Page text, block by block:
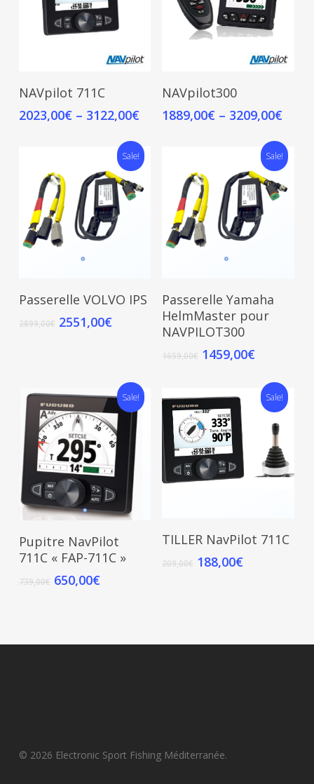
Select Options
NAVpilot 711C
2023,00€– 3122,00€
Select Options
NAVpilot300
1889,00€ – 3209,00€
Sale!
Add To Cart
Passerelle VOLVO IPS
2899,00€ 2551,00€
Sale!
Add To Cart
Passerelle Yamaha
HelmMaster pour
NAVPILOT300
1659,00€ 1459,00€
Sale!
Add To Cart
Pupitre NavPilot
711C « FAP-711C »
739,00€ 650,00€
Sale!
Add To Cart
TILLER NavPilot 711C
209,00€ 188,00€
© 2026 Electronic Sport Fishing Méditerranée.